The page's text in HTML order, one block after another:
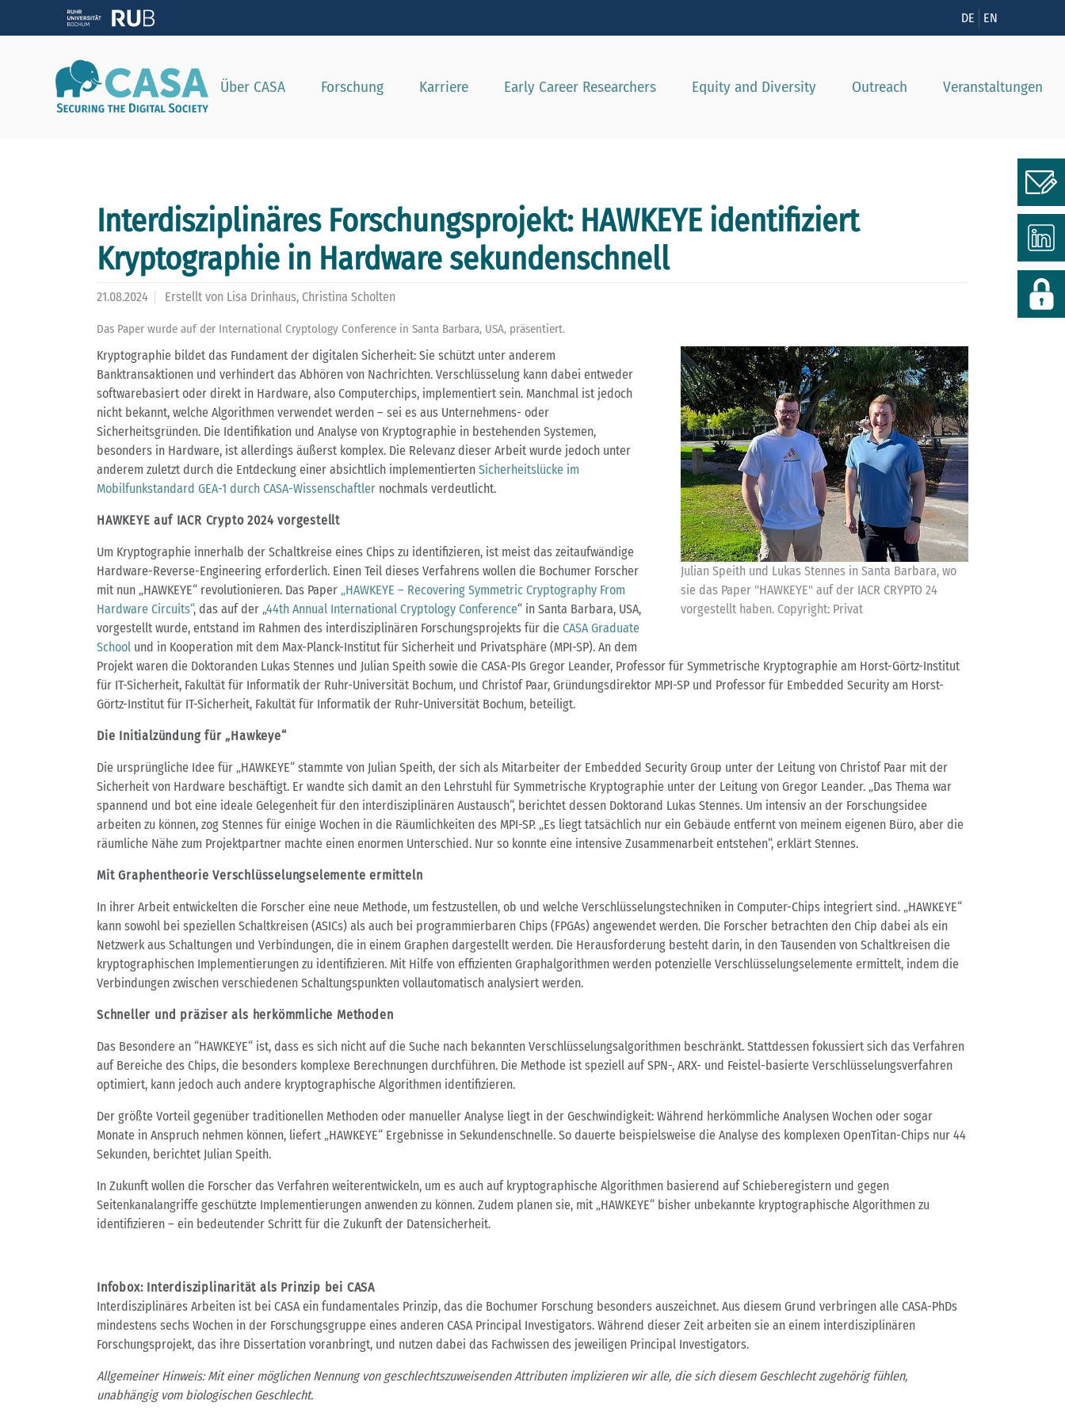
DE EN
Über CASA Forschung Karriere Early Career Researchers Equity and Diversity Outreach Veranstaltungen
Interdisziplinäres Forschungsprojekt: HAWKEYE identifiziert
Kryptographie in Hardware sekundenschnell
21.08.2024 Erstellt von Lisa Drinhaus, Christina Scholten
Das Paper wurde auf der International Cryptology Conference in Santa Barbara, USA, präsentiert.
Julian Speith und Lukas Stennes in Santa Barbara, wo
sie das Paper "HAWKEYE" auf der IACR CRYPTO 24
vorgestellt haben. Copyright: Privat
Kryptographie bildet das Fundament der digitalen Sicherheit: Sie schützt unter anderem
Banktransaktionen und verhindert das Abhören von Nachrichten. Verschlüsselung kann dabei entweder
softwarebasiert oder direkt in Hardware, also Computerchips, implementiert sein. Manchmal ist jedoch
nicht bekannt, welche Algorithmen verwendet werden – sei es aus Unternehmens- oder
Sicherheitsgründen. Die Identifikation und Analyse von Kryptographie in bestehenden Systemen,
besonders in Hardware, ist allerdings äußerst komplex. Die Relevanz dieser Arbeit wurde jedoch unter
anderem zuletzt durch die Entdeckung einer absichtlich implementierten Sicherheitslücke im
Mobilfunkstandard GEA-1 durch CASA-Wissenschaftler nochmals verdeutlicht.
HAWKEYE auf IACR Crypto 2024 vorgestellt
Um Kryptographie innerhalb der Schaltkreise eines Chips zu identifizieren, ist meist das zeitaufwändige
Hardware-Reverse-Engineering erforderlich. Einen Teil dieses Verfahrens wollen die Bochumer Forscher
mit nun „HAWKEYE“ revolutionieren. Das Paper „HAWKEYE – Recovering Symmetric Cryptography From
Hardware Circuits“, das auf der „44th Annual International Cryptology Conference“ in Santa Barbara, USA,
vorgestellt wurde, entstand im Rahmen des interdisziplinären Forschungsprojekts für die CASA Graduate
School und in Kooperation mit dem Max-Planck-Institut für Sicherheit und Privatsphäre (MPI-SP). An dem
Projekt waren die Doktoranden Lukas Stennes und Julian Speith sowie die CASA-PIs Gregor Leander, Professor für Symmetrische Kryptographie am Horst-Görtz-Institut
für IT-Sicherheit, Fakultät für Informatik der Ruhr-Universität Bochum, und Christof Paar, Gründungsdirektor MPI-SP und Professor für Embedded Security am Horst-
Görtz-Institut für IT-Sicherheit, Fakultät für Informatik der Ruhr-Universität Bochum, beteiligt.
Die Initialzündung für „Hawkeye“
Die ursprüngliche Idee für „HAWKEYE“ stammte von Julian Speith, der sich als Mitarbeiter der Embedded Security Group unter der Leitung von Christof Paar mit der
Sicherheit von Hardware beschäftigt. Er wandte sich damit an den Lehrstuhl für Symmetrische Kryptographie unter der Leitung von Gregor Leander. „Das Thema war
spannend und bot eine ideale Gelegenheit für den interdisziplinären Austausch“, berichtet dessen Doktorand Lukas Stennes. Um intensiv an der Forschungsidee
arbeiten zu können, zog Stennes für einige Wochen in die Räumlichkeiten des MPI-SP. „Es liegt tatsächlich nur ein Gebäude entfernt von meinem eigenen Büro, aber die
räumliche Nähe zum Projektpartner machte einen enormen Unterschied. Nur so konnte eine intensive Zusammenarbeit entstehen“, erklärt Stennes.
Mit Graphentheorie Verschlüsselungselemente ermitteln
In ihrer Arbeit entwickelten die Forscher eine neue Methode, um festzustellen, ob und welche Verschlüsselungstechniken in Computer-Chips integriert sind. „HAWKEYE“
kann sowohl bei speziellen Schaltkreisen (ASICs) als auch bei programmierbaren Chips (FPGAs) angewendet werden. Die Forscher betrachten den Chip dabei als ein
Netzwerk aus Schaltungen und Verbindungen, die in einem Graphen dargestellt werden. Die Herausforderung besteht darin, in den Tausenden von Schaltkreisen die
kryptographischen Implementierungen zu identifizieren. Mit Hilfe von effizienten Graphalgorithmen werden potenzielle Verschlüsselungselemente ermittelt, indem die
Verbindungen zwischen verschiedenen Schaltungspunkten vollautomatisch analysiert werden.
Schneller und präziser als herkömmliche Methoden
Das Besondere an “HAWKEYE“ ist, dass es sich nicht auf die Suche nach bekannten Verschlüsselungsalgorithmen beschränkt. Stattdessen fokussiert sich das Verfahren
auf Bereiche des Chips, die besonders komplexe Berechnungen durchführen. Die Methode ist speziell auf SPN-, ARX- und Feistel-basierte Verschlüsselungsverfahren
optimiert, kann jedoch auch andere kryptographische Algorithmen identifizieren.
Der größte Vorteil gegenüber traditionellen Methoden oder manueller Analyse liegt in der Geschwindigkeit: Während herkömmliche Analysen Wochen oder sogar
Monate in Anspruch nehmen können, liefert „HAWKEYE“ Ergebnisse in Sekundenschnelle. So dauerte beispielsweise die Analyse des komplexen OpenTitan-Chips nur 44
Sekunden, berichtet Julian Speith.
In Zukunft wollen die Forscher das Verfahren weiterentwickeln, um es auch auf kryptographische Algorithmen basierend auf Schieberegistern und gegen
Seitenkanalangriffe geschützte Implementierungen anwenden zu können. Zudem planen sie, mit „HAWKEYE“ bisher unbekannte kryptographische Algorithmen zu
identifizieren – ein bedeutender Schritt für die Zukunft der Datensicherheit.
Infobox: Interdisziplinarität als Prinzip bei CASA
Interdisziplinäres Arbeiten ist bei CASA ein fundamentales Prinzip, das die Bochumer Forschung besonders auszeichnet. Aus diesem Grund verbringen alle CASA-PhDs
mindestens sechs Wochen in der Forschungsgruppe eines anderen CASA Principal Investigators. Während dieser Zeit arbeiten sie an einem interdisziplinären
Forschungsprojekt, das ihre Dissertation voranbringt, und nutzen dabei das Fachwissen des jeweiligen Principal Investigators.
Allgemeiner Hinweis: Mit einer möglichen Nennung von geschlechtszuweisenden Attributen implizieren wir alle, die sich diesem Geschlecht zugehörig fühlen,
unabhängig vom biologischen Geschlecht.